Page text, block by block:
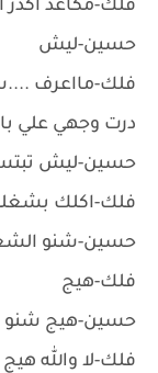
فلك-مكاعد اكدر
حسين-ليش
فلك-مااعرف
درت وجهي علي
حسين-ليش
فلك-اكلك
حسين-شنو
فلك-هيج
حسين-هيج شنو
فلك-لا والله